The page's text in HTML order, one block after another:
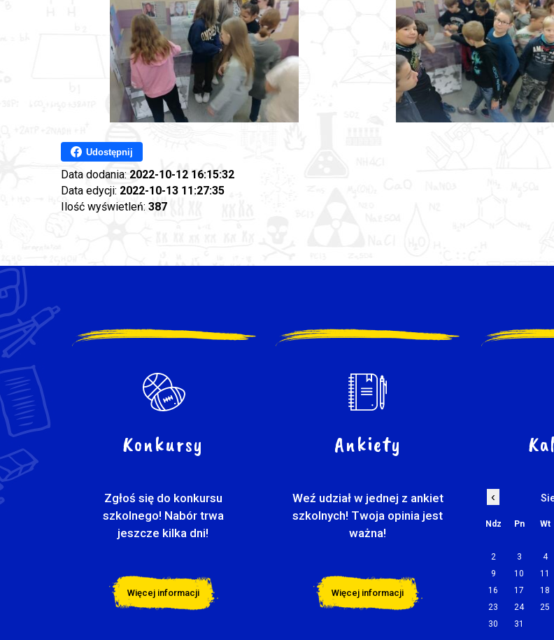
Udostępnij
Data dodania: 2022-10-12 16:15:32
Data edycji: 2022-10-13 11:27:35
Ilość wyświetleń: 387
Konkursy
Zgłoś się do konkursu
szkolnego! Nabór trwa
jeszcze kilka dni!
Więcej informacji
Ankiety
Weź udział w jednej z ankiet
szkolnych! Twoja opinia jest
ważna!
Więcej informacji
‹
Ndz Pn Wt
2
3 4
9
10 11
16
17 18
23
24 25
30
31